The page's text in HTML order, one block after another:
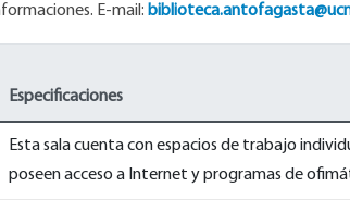
E-mail:
Especificaciones
Esta sala cuenta con espacios de trabajo
poseen acceso a Internet y programas de